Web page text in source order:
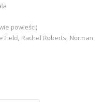
powieści)
Field, Rachel Roberts, Norman